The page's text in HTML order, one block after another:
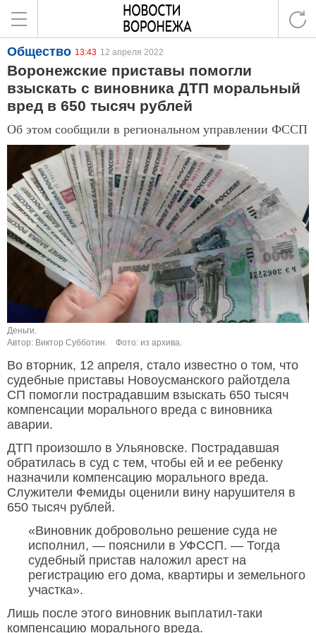
Общество 13:43 12 апреля 2022
Воронежские приставы помогли
взыскать с виновника ДТП моральный
вред в 650 тысяч рублей
Об этом сообщили в региональном управлении ФССП
Деньги.
Автор: Виктор Субботин.
Фото: из архива.
Во вторник, 12 апреля, стало известно о том, что
судебные приставы Новоусманского райотдела
СП помогли пострадавшим взыскать 650 тысяч
компенсации морального вреда с виновника
аварии.
ДТП произошло в Ульяновске. Пострадавшая
обратилась в суд с тем, чтобы ей и ее ребенку
назначили компенсацию морального вреда.
Служители Фемиды оценили вину нарушителя в
650 тысяч рублей.
«Виновник добровольно решение суда не
исполнил, — пояснили в УФССП. — Тогда
судебный пристав наложил арест на
регистрацию его дома, квартиры и земельного
участка».
Лишь после этого виновник выплатил-таки
компенсацию морального вреда.